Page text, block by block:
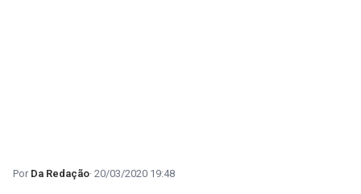
Da Redação 20/03/2020 19:48